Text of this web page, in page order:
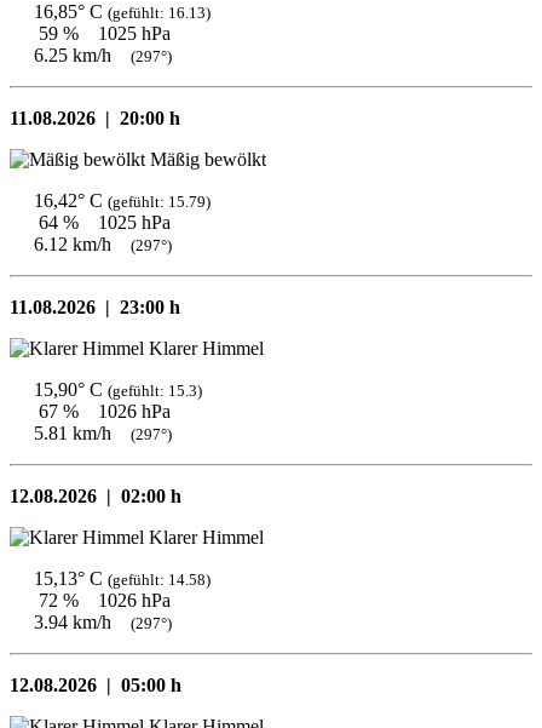
16,85° C (gefühlt: 16.13)
59 %
1025 hPa
6.25 km/h
(297°)
11.08.2026 | 20:00 h
Mäßig bewölkt
16,42° C (gefühlt: 15.79)
64 %
1025 hPa
6.12 km/h
(297°)
11.08.2026 | 23:00 h
Klarer Himmel
15,90° C (gefühlt: 15.3)
67 %
1026 hPa
5.81 km/h
(297°)
12.08.2026 | 02:00 h
Klarer Himmel
15,13° C (gefühlt: 14.58)
72 %
1026 hPa
3.94 km/h
(297°)
12.08.2026 | 05:00 h